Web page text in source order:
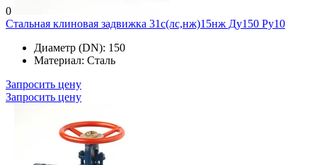
0
Стальная клиновая задвижка 31с(лс,нж)15нж Ду150 Ру10
Диаметр (DN): 150
Материал: Сталь
Запросить цену
Запросить цену